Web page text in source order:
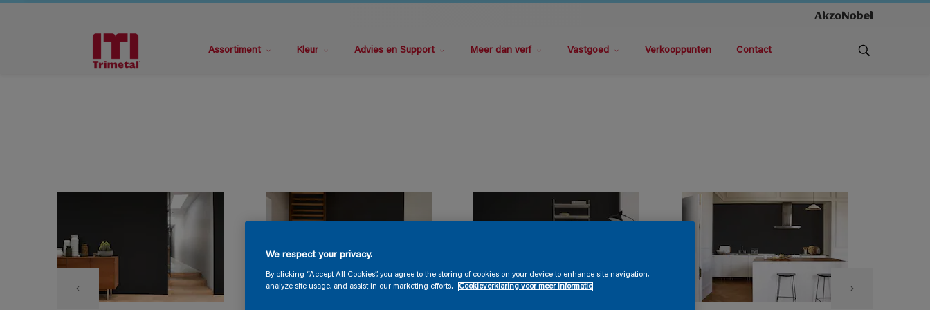
Assortiment Kleur Advies en Support Meer dan verf Vastgoed Verkooppunten Contact
We respect your privacy.
By clicking “Accept All Cookies”, you agree to the storing of cookies on your device to enhance site navigation,
analyze site usage, and assist in our marketing efforts.
Cookieverklaring voor meer informatie